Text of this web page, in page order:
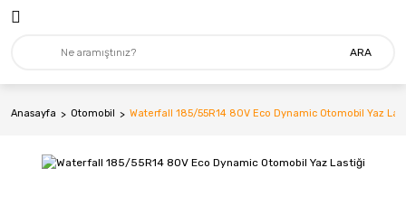
ARA
Anasayfa Otomobil Waterfall 185/55R14 80V Eco Dynamic Otomobil Yaz